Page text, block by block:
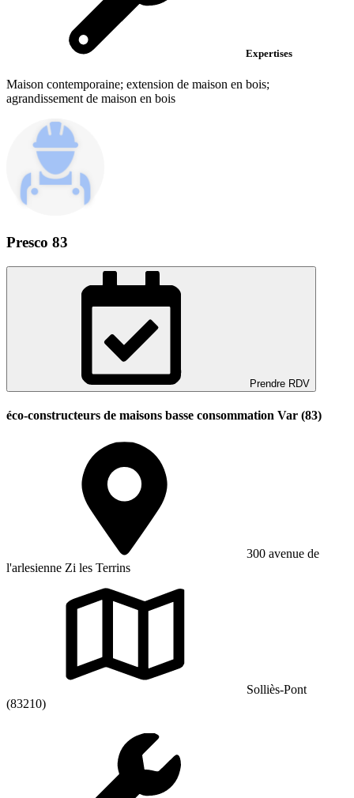
Expertises
Maison contemporaine; extension de maison en bois;
agrandissement de maison en bois
Presco 83
Prendre RDV
éco-constructeurs de maisons basse consommation Var (83)
300 avenue de
l'arlesienne Zi les Terrins
Solliès-Pont
(83210)